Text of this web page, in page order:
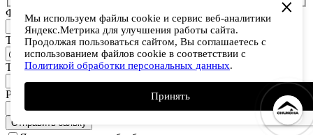
ФИО
Телеграм
Телефон
Род деятельности
Мы используем файлы cookie и сервис веб-аналитики
Яндекс.Метрика для улучшения работы сайта.
Продолжая пользоваться сайтом, Вы соглашаетесь с
использованием файлов cookie в соответствии с
Политикой обработки персональных данных.
Принять